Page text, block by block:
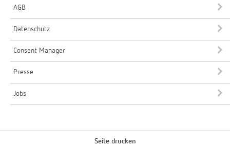
AGB
Datenschutz
Consent Manager
Presse
Jobs
Seite drucken